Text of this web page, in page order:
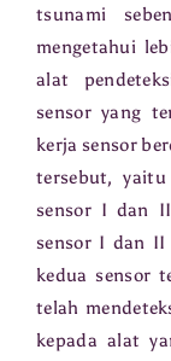
tsunami
mengetahui
alat
sensor yang
kerja sensor
tersebut,
sensor I dan
sensor I dan
kedua sensor
telah
kepada alat